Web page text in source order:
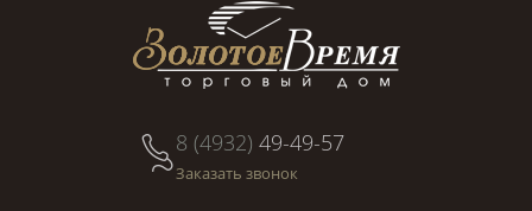
8 (4932) 49-49-57
Заказать звонок